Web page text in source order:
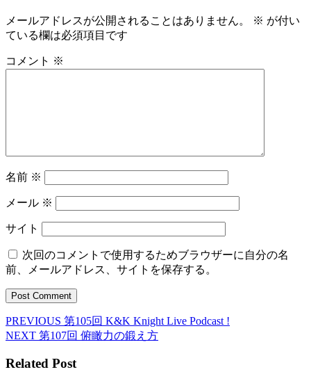
メールアドレスが公開されることはありません。 ※ が付い
ている欄は必須項目です
コメント ※
名前 ※
メール ※
サイト
次回のコメントで使用するためブラウザーに自分の名
前、メールアドレス、サイトを保存する。
投
稿
ナ
PREVIOUS Previous
post:
第105回 K&K Knight Live Podcast !
NEXT Next
第107回 俯瞰力の鍛え方
Related Post